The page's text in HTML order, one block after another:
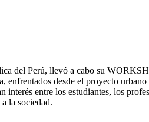
del Perú, llevó a cabo su
desde el proyecto
entre los estudiantes, los
la sociedad.